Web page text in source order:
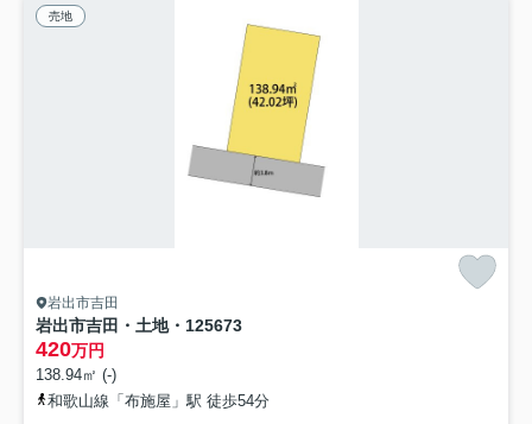
売地
岩出市吉田
岩出市吉田・土地・125673
420万円
138.94㎡ (-)
和歌山線「布施屋」駅 徒歩54分